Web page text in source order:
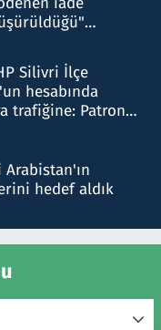
Silivri İlçe
hesabında
trafiğine: Patron
hedef aldık